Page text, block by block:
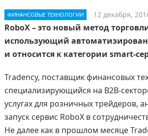
ФИНАНСОВЫЕ ТЕХНОЛОГИИ 12 декабря,
RoboX – это новый метод
использующий
и относится к категории smart-
Tradency, поставщик финансовых
специализирующийся на B2B-
услугах для розничных трейдеров,
запуск сервис RoboX в
Не далее как в прошлом месяце